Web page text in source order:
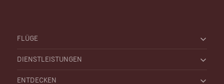
FLÜGE
DIENSTLEISTUNGEN
ENTDECKEN